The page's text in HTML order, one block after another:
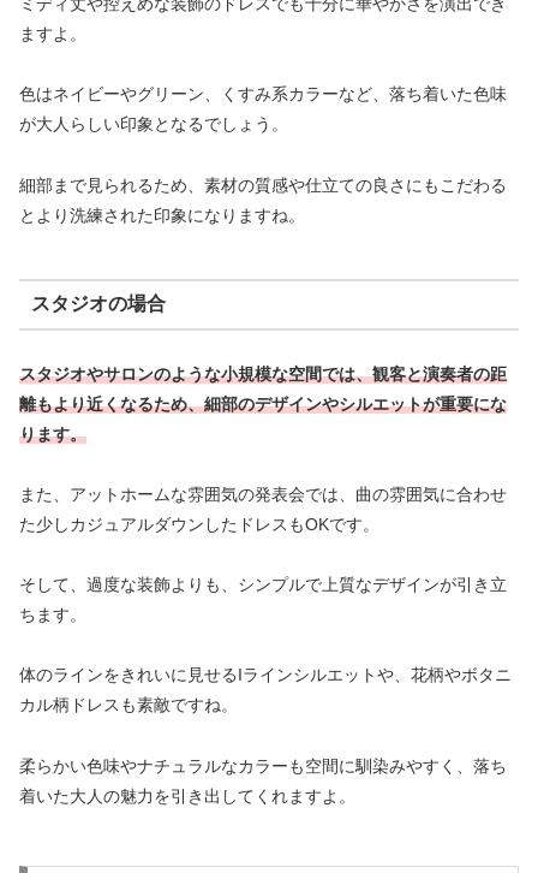
ミディ丈や控えめな装飾のドレスでも十分に華やかさを演出でき
ますよ。
色はネイビーやグリーン、くすみ系カラーなど、落ち着いた色味
が大人らしい印象となるでしょう。
細部まで見られるため、素材の質感や仕立ての良さにもこだわる
とより洗練された印象になりますね。
スタジオの場合
スタジオやサロンのような小規模な空間では、観客と演奏者の距
離もより近くなるため、細部のデザインやシルエットが重要にな
ります。
また、アットホームな雰囲気の発表会では、曲の雰囲気に合わせ
た少しカジュアルダウンしたドレスもOKです。
そして、過度な装飾よりも、シンプルで上質なデザインが引き立
ちます。
体のラインをきれいに見せるIラインシルエットや、花柄やボタニ
カル柄ドレスも素敵ですね。
柔らかい色味やナチュラルなカラーも空間に馴染みやすく、落ち
着いた大人の魅力を引き出してくれますよ。